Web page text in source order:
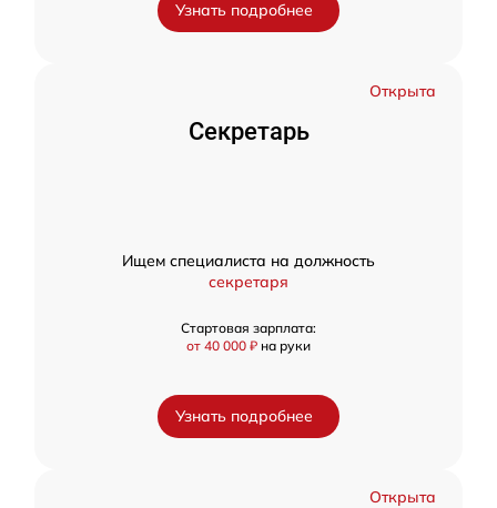
Узнать подробнее
Открыта
Секретарь
Ищем специалиста на должность
секретаря
Стартовая зарплата:
от 40 000 ₽ на руки
Узнать подробнее
Открыта